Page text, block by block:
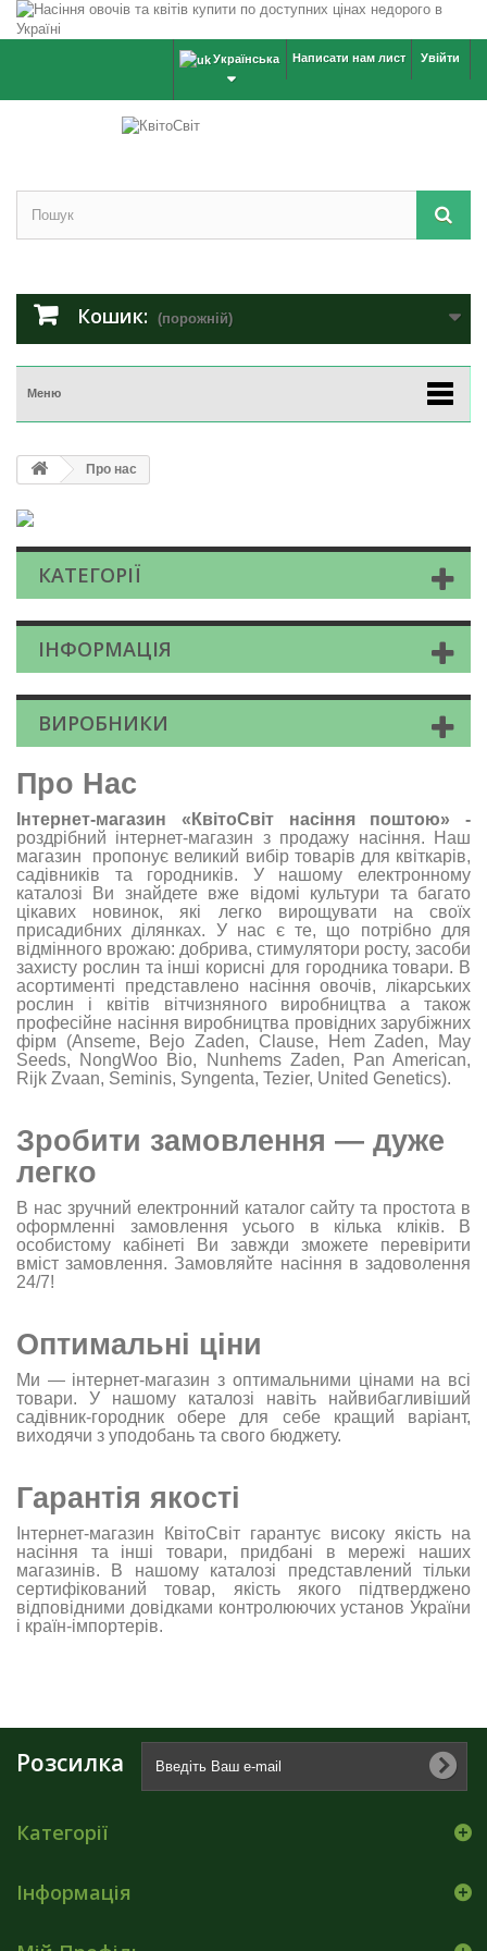
Увійти
Написати нам лист
Українська
Кошик: (порожній)
Меню
Про нас
КАТЕГОРІЇ
ІНФОРМАЦІЯ
ВИРОБНИКИ
Про Нас
Інтернет-магазин «КвітоСвіт насіння поштою» -
роздрібний інтернет-магазин з продажу насіння. Наш
магазин пропонує великий вибір товарів для квіткарів,
садівників та городників. У нашому електронному
каталозі Ви знайдете вже відомі культури та багато
цікавих новинок, які легко вирощувати на своїх
присадибних ділянках. У нас є те, що потрібно для
відмінного врожаю: добрива, стимулятори росту, засоби
захисту рослин та інші корисні для городника товари. В
асортименті представлено насіння овочів, лікарських
рослин і квітів вітчизняного виробництва а також
професійне насіння виробництва провідних зарубіжних
фірм (Anseme, Bejo Zaden, Clause, Hem Zaden, May
Seeds, NongWoo Bio, Nunhems Zaden, Pan American,
Rijk Zvaan, Seminis, Syngenta, Tezier, United Genetics).
Зробити замовлення — дуже
легко
В нас зручний електронний каталог сайту та простота в
оформленні замовлення усього в кілька кліків. В
особистому кабінеті Ви завжди зможете перевірити
вміст замовлення. Замовляйте насіння в задоволення
24/7!
Оптимальні ціни
Ми — інтернет-магазин з оптимальними цінами на всі
товари. У нашому каталозі навіть найвибагливіший
садівник-городник обере для себе кращий варіант,
виходячи з уподобань та свого бюджету.
Гарантія якості
Інтернет-магазин КвітоСвіт гарантує високу якість на
насіння та інші товари, придбані в мережі наших
магазинів. В нашому каталозі представлений тільки
сертифікований товар, якість якого підтверджено
відповідними довідками контролюючих установ України
і країн-імпортерів.
Розсилка
Категорії
Інформація